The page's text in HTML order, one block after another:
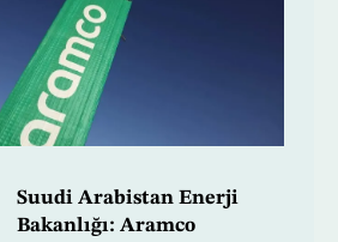
Suudi Arabistan Enerji
Bakanlığı: Aramco